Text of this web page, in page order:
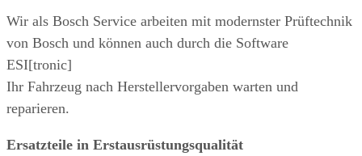
Wir als Bosch Service arbeiten mit modernster Prüftechnik
von Bosch und können auch durch die Software
ESI[tronic]
Ihr Fahrzeug nach Herstellervorgaben warten und
reparieren.
Ersatzteile in Erstausrüstungsqualität